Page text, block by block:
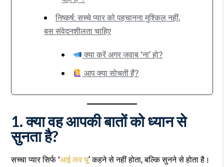
निष्कर्ष: सच्चे प्यार को पहचानना मुश्किल नहीं,
बस संवेदनशीलता चाहिए
क्या करें अगर जवाब ‘ना’ हो?
आप क्या सोचती हैं?
1. क्या वह आपकी बातों को ध्यान से
सुनता है?
सच्चा प्यार सिर्फ ‘आई लव यू’ कहने से नहीं होता, बल्कि सुनने से होता है।